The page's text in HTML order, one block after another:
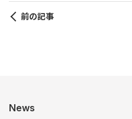
前の記事
News